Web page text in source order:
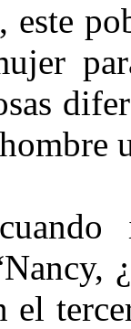
este
¿